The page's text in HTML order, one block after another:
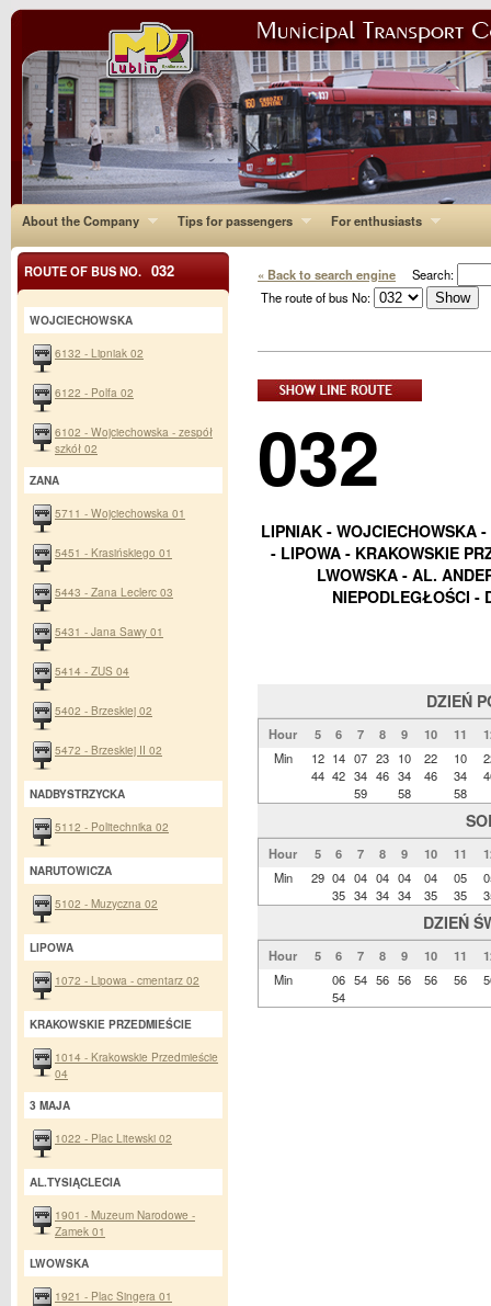
About the Company Tips for passengers For enthusiasts
« Back to search engine Search:
The route of bus No:
032
LIPNIAK - WOJCIECHOWSKA
- LIPOWA - KRAKOWSKIE
LWOWSKA - AL.
NIEPODLEGŁOŚCI -
DZIEŃ
Hour 5 6 7 8 9 10 11
Min
12
44
14
42
07
34
59
23
46
10
34
58
22
46
10
34
58
Hour 5 6 7 8 9 10 11
Min
29 04
35
04
34
04
34
04
34
04
35
05
35
DZIEŃ
Hour 5 6 7 8 9 10 11
Min
06
54
54 56 56 56 56
ROUTE OF BUS NO. 032
WOJCIECHOWSKA
6132 - Lipniak 02
6122 - Polfa 02
6102 - Wojciechowska - zespół
szkół 02
ZANA
5711 - Wojciechowska 01
5451 - Krasińskiego 01
5443 - Zana Leclerc 03
5431 - Jana Sawy 01
5414 - ZUS 04
5402 - Brzeskiej 02
5472 - Brzeskiej II 02
NADBYSTRZYCKA
5112 - Politechnika 02
NARUTOWICZA
5102 - Muzyczna 02
LIPOWA
1072 - Lipowa - cmentarz 02
KRAKOWSKIE PRZEDMIEŚCIE
1014 - Krakowskie Przedmieście
04
3 MAJA
1022 - Plac Litewski 02
AL.TYSIĄCLECIA
1901 - Muzeum Narodowe -
Zamek 01
LWOWSKA
1921 - Plac Singera 01